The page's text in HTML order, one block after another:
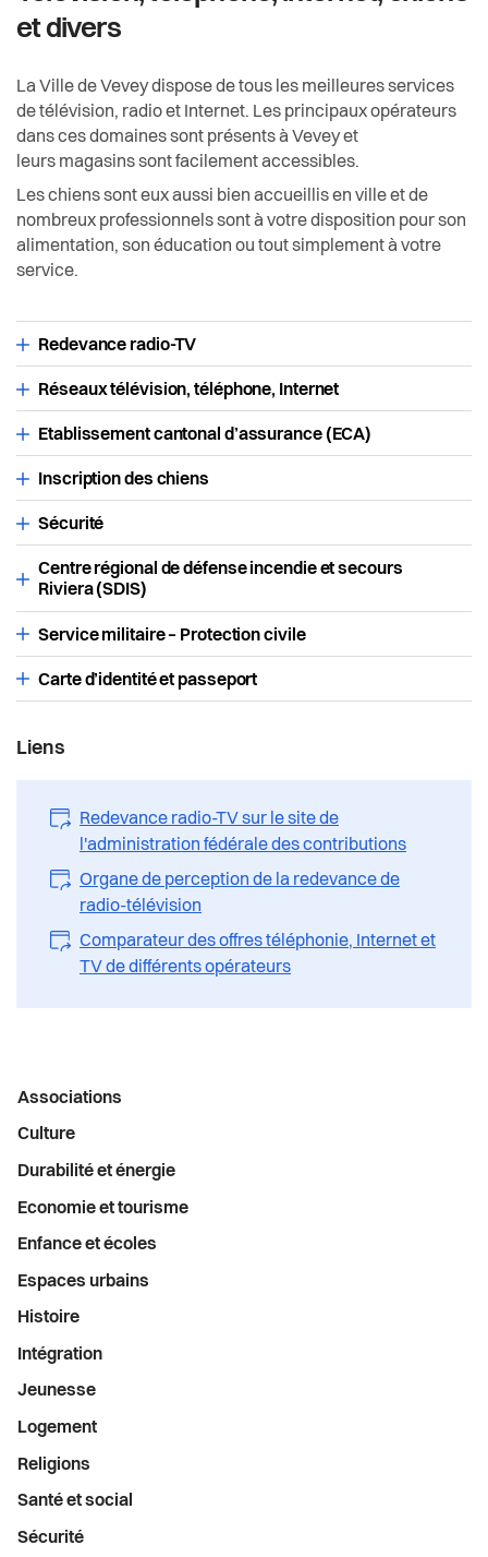
Economie et tourisme
Enfance et écoles
Espaces urbains
Histoire
Intégration
Jeunesse
Logement
Religions
Santé et social
Sécurité
S’installer à Vevey
Permis de séjour et travail
Sport
Vie de quartier
Seniors
Actualités
Règlements
et divers
La Ville de Vevey dispose de tous les meilleures services
de télévision, radio et Internet. Les principaux opérateurs
dans ces domaines sont présents à Vevey et
leurs magasins sont facilement accessibles.
Les chiens sont eux aussi bien accueillis en ville et de
nombreux professionnels sont à votre disposition pour son
alimentation, son éducation ou tout simplement à votre
service.
Redevance radio-TV
Réseaux télévision, téléphone, Internet
Etablissement cantonal d’assurance (ECA)
Inscription des chiens
Sécurité
Centre régional de défense incendie et secours
Riviera (SDIS)
Service militaire – Protection civile
Carte d’identité et passeport
Liens
Redevance radio-TV sur le site de
l'administration fédérale des contributions
Organe de perception de la redevance de
radio-télévision
Comparateur des offres téléphonie, Internet et
TV de différents opérateurs
Menu
latéral
Associations
Culture
Durabilité et énergie
Economie et tourisme
Enfance et écoles
Espaces urbains
Histoire
Intégration
Jeunesse
Logement
Religions
Santé et social
Sécurité